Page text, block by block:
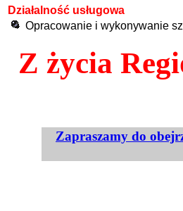
Działalność usługowa
Opracowanie i wykonywanie
Z życia
Zapraszamy do